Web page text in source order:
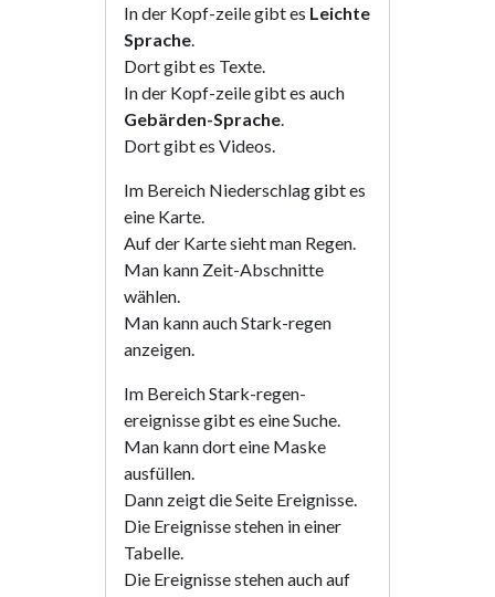
In der Kopf-zeile gibt es Leichte
Sprache.
Dort gibt es Texte.
In der Kopf-zeile gibt es auch
Gebärden-Sprache.
Dort gibt es Videos.
Im Bereich Niederschlag gibt es
eine Karte.
Auf der Karte sieht man Regen.
Man kann Zeit-Abschnitte
wählen.
Man kann auch Stark-regen
anzeigen.
Im Bereich Stark-regen-
ereignisse gibt es eine Suche.
Man kann dort eine Maske
ausfüllen.
Dann zeigt die Seite Ereignisse.
Die Ereignisse stehen in einer
Tabelle.
Die Ereignisse stehen auch auf